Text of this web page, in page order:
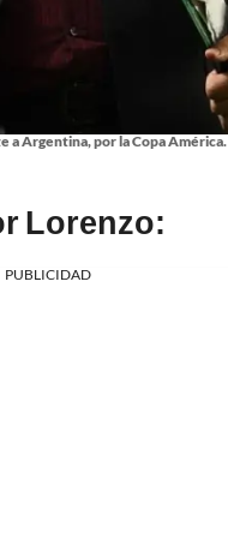
a Argentina, por la Copa América.
Lorenzo:
PUBLICIDAD